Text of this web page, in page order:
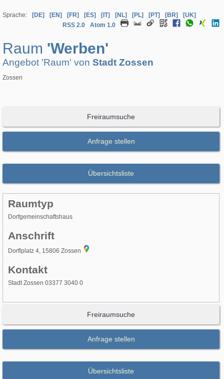
Sprache: [DE] [EN] [FR] [ES] [IT] [NL] [PL] [PT] [BR]
[UK]
RSS 2.0
Atom 1.0
Raum 'Werben'
Angebot 'Raum' von Stadt Zossen
Zossen
Freiraumsuche
Anfrage stellen
Übersichtsliste
Raumtyp
Dorfgemeinschaftshaus
Anschrift
Dorflplatz 4, 15806 Zossen
Kontakt
Stadt Zossen 03377 3040 0
Freiraumsuche
Anfrage stellen
Übersichtsliste